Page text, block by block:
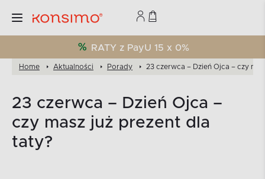
RATY z PayU 15 x 0%
Home Aktualności Porady 23 czerwca – Dzień Ojca – czy
23 czerwca – Dzień Ojca –
czy masz już prezent dla
taty?